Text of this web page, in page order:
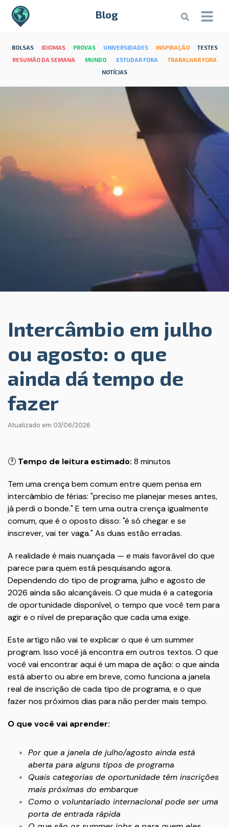
Blog
BOLSAS IDIOMAS PROVAS UNIVERSIDADES INSPIRAÇÃO
TESTES
RESUMÃO DA SEMANA
MUNDO ESTUDAR FORA
TRABALHAR FORA
NOTÍCIAS
Intercâmbio em julho
ou agosto: o que
ainda dá tempo de
fazer
Atualizado em 03/06/2026
🕐 Tempo de leitura estimado: 8 minutos
Tem uma crença bem comum entre quem pensa em
intercâmbio de férias: "preciso me planejar meses antes,
já perdi o bonde." E tem uma outra crença igualmente
comum, que é o oposto disso: "é só chegar e se
inscrever, vai ter vaga." As duas estão erradas.
A realidade é mais nuançada — e mais favorável do que
parece para quem está pesquisando agora.
Dependendo do tipo de programa, julho e agosto de
2026 ainda são alcançáveis. O que muda é a categoria
de oportunidade disponível, o tempo que você tem para
agir e o nível de preparação que cada uma exige.
Este artigo não vai te explicar o que é um summer
program. Isso você já encontra em outros textos. O que
você vai encontrar aqui é um mapa de ação: o que ainda
está aberto ou abre em breve, como funciona a janela
real de inscrição de cada tipo de programa, e o que
fazer nos próximos dias para não perder mais tempo.
O que você vai aprender:
Por que a janela de julho/agosto ainda está
aberta para alguns tipos de programa
Quais categorias de oportunidade têm inscrições
mais próximas do embarque
Como o voluntariado internacional pode ser uma
porta de entrada rápida